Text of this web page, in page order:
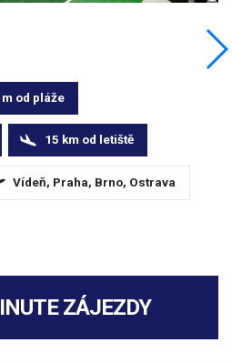
m od pláže
15 km od letiště
Vídeň, Praha, Brno, Ostrava
ZÁJEZDY